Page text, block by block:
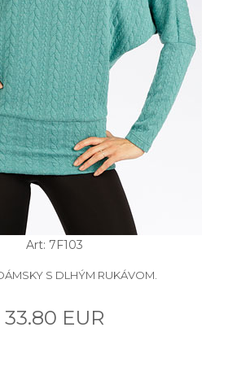
Art: 7F103
S DLHÝM RUKÁVOM.
33.80 EUR